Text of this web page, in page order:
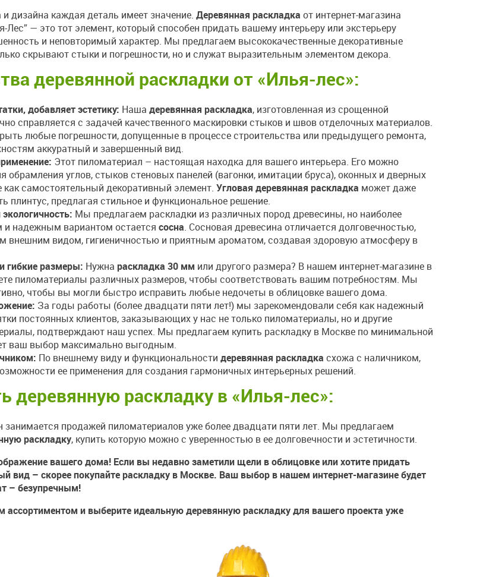
дизайна каждая деталь имеет значение. Деревянная раскладка от интернет-магазина
Лес” — это тот элемент, который способен придать вашему интерьеру или экстерьеру
и неповторимый характер. Мы предлагаем высококачественные декоративные
скрывают стыки и погрешности, но и служат выразительным элементом декора.
деревянной раскладки от «Илья-лес»:
добавляет эстетику: Наша деревянная раскладка, изготовленная из срощенной
справляется с задачей качественного маскировки стыков и швов отделочных материалов.
любые погрешности, допущенные в процессе строительства или предыдущего ремонта,
аккуратный и завершенный вид.
Этот пиломатериал – настоящая находка для вашего интерьера. Его можно
обрамления углов, стыков стеновых панелей (вагонки, имитации бруса), оконных и дверных
как самостоятельный декоративный элемент. Угловая деревянная раскладка может даже
плинтус, предлагая стильное и функциональное решение.
Мы предлагаем раскладки из различных пород древесины, но наиболее
и надежным вариантом остается сосна. Сосновая древесина отличается долговечностью,
внешним видом, гигиеничностью и приятным ароматом, создавая здоровую атмосферу в
гибкие размеры: Нужна раскладка 30 мм или другого размера? В нашем интернет-магазине в
пиломатериалы различных размеров, чтобы соответствовать вашим потребностям. Мы
чтобы вы могли быстро исправить любые недочеты в облицовке вашего дома.
За годы работы (более двадцати пяти лет!) мы зарекомендовали себя как надежный
постоянных клиентов, заказывающих у нас не только пиломатериалы, но и другие
подтверждают наш успех. Мы предлагаем купить раскладку в Москве по минимальной
ваш выбор максимально выгодным.
По внешнему виду и функциональности деревянная раскладка схожа с наличником,
ее применения для создания гармоничных интерьерных решений.
деревянную раскладку в «Илья-лес»:
занимается продажей пиломатериалов уже более двадцати пяти лет. Мы предлагаем
раскладку, купить которую можно с уверенностью в ее долговечности и эстетичности.
вашего дома! Если вы недавно заметили щели в облицовке или хотите придать
вид – скорее покупайте раскладку в Москве. Ваш выбор в нашем интернет-магазине будет
– безупречным!
ассортиментом и выберите идеальную деревянную раскладку для вашего проекта уже